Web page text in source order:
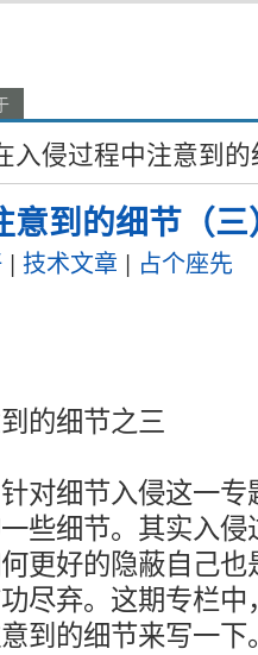
入侵过程中注意到
意到的细节（三
| 技术文章 | 占个座先
的细节之三
对细节入侵这一
些细节。其实入
更好的隐蔽自己
尽弃。这期专栏
到的细节来写一下